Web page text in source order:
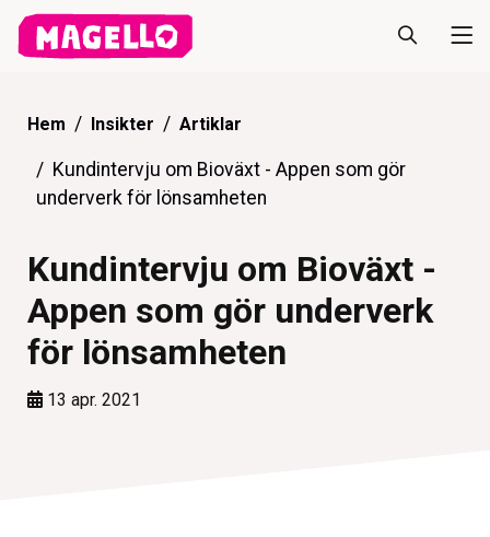
Hem Insikter Artiklar
Kundintervju om Bioväxt - Appen som gör
underverk för lönsamheten
Kundintervju om Bioväxt -
Appen som gör underverk
för lönsamheten
13 apr. 2021